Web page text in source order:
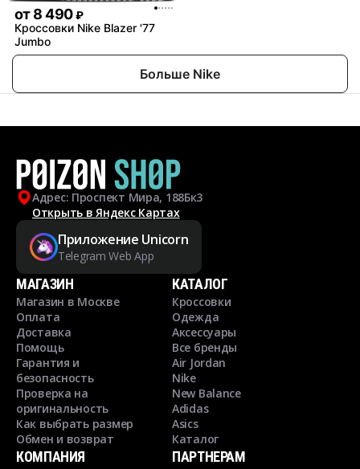
от8 490 ₽
Кроссовки Nike Blazer '77
Jumbo
Больше Nike
Адрес: Проспект Мира, 188Бк3
Открыть в Яндекс Картах
Приложение Unicorn
Telegram Web App
МАГАЗИН
Магазин в Москве
Оплата
Доставка
Помощь
Гарантия и
безопасность
Проверка на
оригинальность
Как выбрать размер
Обмен и возврат
КАТАЛОГ
Кроссовки
Одежда
Аксессуары
Все бренды
Air Jordan
Nike
New Balance
Adidas
Asics
Каталог
КОМПАНИЯ ПАРТНЕРАМ